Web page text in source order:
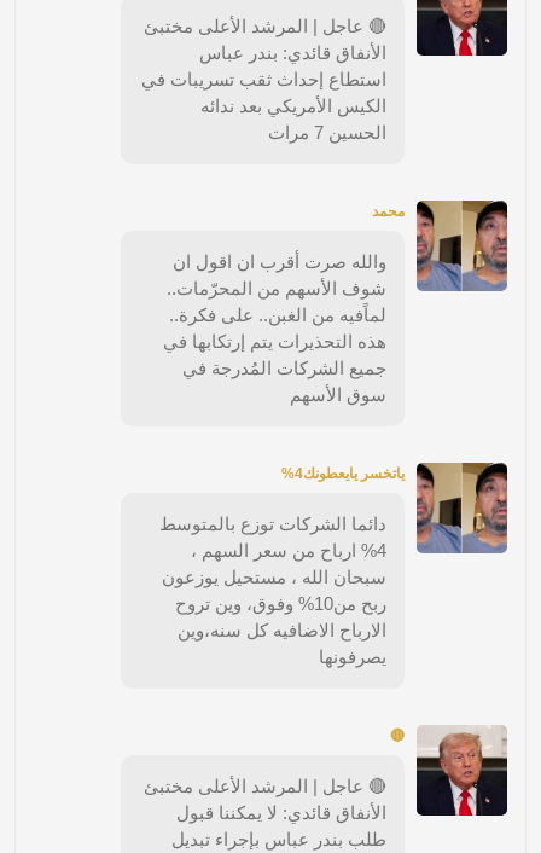
🔴 عاجل | المرشد الأعلى مختبئ
الأنفاق قائدي: بندر عباس
استطاع إحداث ثقب تسريبات في
الكيس الأمريكي بعد ندائه
الحسين 7 مرات
محمد
والله صرت أقرب ان اقول ان
شوف الأسهم من المحرّمات..
لماًفيه من الغبن.. على فكرة..
هذه التحذيرات يتم إرتكابها في
جميع الشركات المُدرجة في
سوق الأسهم
ياتخسر يايعطونك4%
دائما الشركات توزع بالمتوسط
4% ارباح من سعر السهم ،
سبحان الله ، مستحيل يوزعون
ربح من10% وفوق، وين تروح
الارباح الاضافيه كل سنه،وين
يصرفونها
🔴
🔴 عاجل | المرشد الأعلى مختبئ
الأنفاق قائدي: لا يمكننا قبول
طلب بندر عباس بإجراء تبديل